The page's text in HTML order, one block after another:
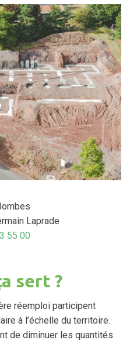
Laprade
55 00
sert ?
réemploi participent
à l’échelle du territoire.
de diminuer les quantités